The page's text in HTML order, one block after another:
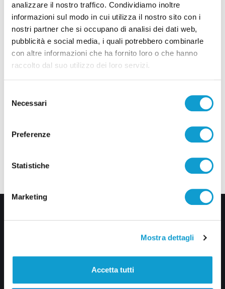
analizzare il nostro traffico. Condividiamo inoltre
informazioni sul modo in cui utilizza il nostro sito con i
nostri partner che si occupano di analisi dei dati web,
pubblicità e social media, i quali potrebbero combinarle
con altre informazioni che ha fornito loro o che hanno
raccolto dal suo utilizzo dei loro servizi.
delNecessari
Preferenze
Statistiche
Marketing
Mostra dettagli
Accetta tutti